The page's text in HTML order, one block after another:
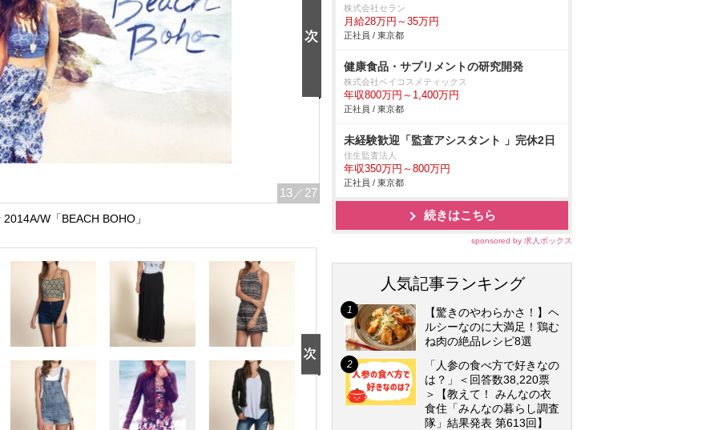
13 ／27
W「BEACH BOHO」
株式会社セラン
月給28万円～35万円
正社員 / 東京都
健康食品・サプリメントの研究開発
株式会社ベイコスメティックス
年収800万円～1,400万円
正社員 / 東京都
未経験歓迎「監査アシスタント 」完休2日
佳生監査法人
年収350万円～800万円
正社員 / 東京都
続きはこちら
sponsored by 求人ボックス
人気記事ランキング
【驚きのやわらかさ！】ヘ
ルシーなのに大満足！鶏む
ね肉の絶品レシピ8選
「人参の食べ方で好きなの
は？」＜回答数38,220票
＞【教えて！ みんなの衣
食住「みんなの暮らし調査
隊」結果発表 第613回】